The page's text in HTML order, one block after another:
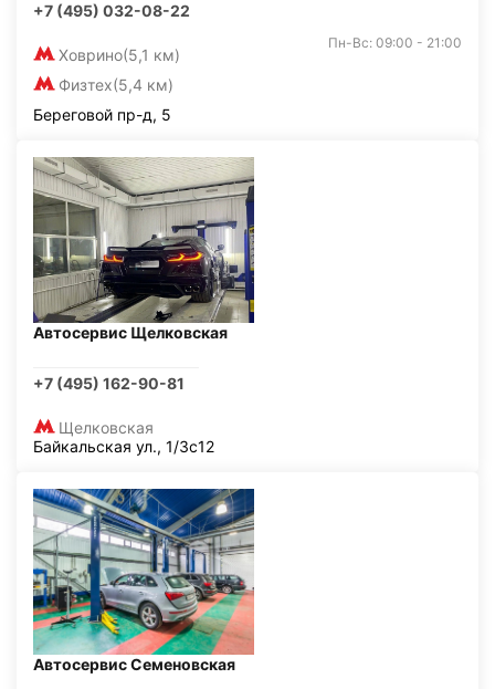
+7 (495) 032-08-22
Ховрино(5,1 км)
Физтех(5,4 км)
Пн-Вс: 09:00 - 21:00
Береговой пр-д, 5
Автосервис Щелковская
+7 (495) 162-90-81
Щелковская
Байкальская ул., 1/3с12
Автосервис Семеновская